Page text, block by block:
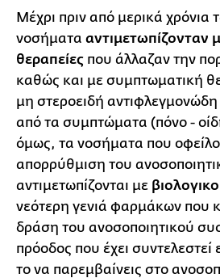
Μέχρι πριν από μερικά χρόνια
νοσήματα αντιμετωπίζονταν
θεραπείες που άλλαζαν την
καθώς και με συμπτωματική
μη στεροειδή
από τα συμπτώματα (πόνο -
όμως, τα νοσήματα που
απορρύθμιση του
αντιμετωπίζονται με
νεότερη γενιά φαρμάκων που
δράση του ανοσοποιητικού
πρόοδος που έχει συντελεστεί
το να παρεμβαίνεις στο